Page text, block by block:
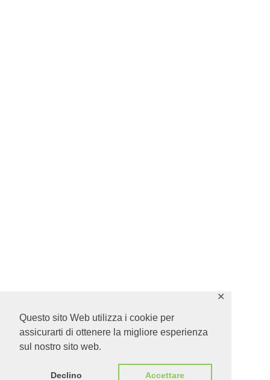
Questo sito Web utilizza i cookie per
assicurarti di ottenere la migliore esperienza
sul nostro sito web.
Declino Accettare
✕